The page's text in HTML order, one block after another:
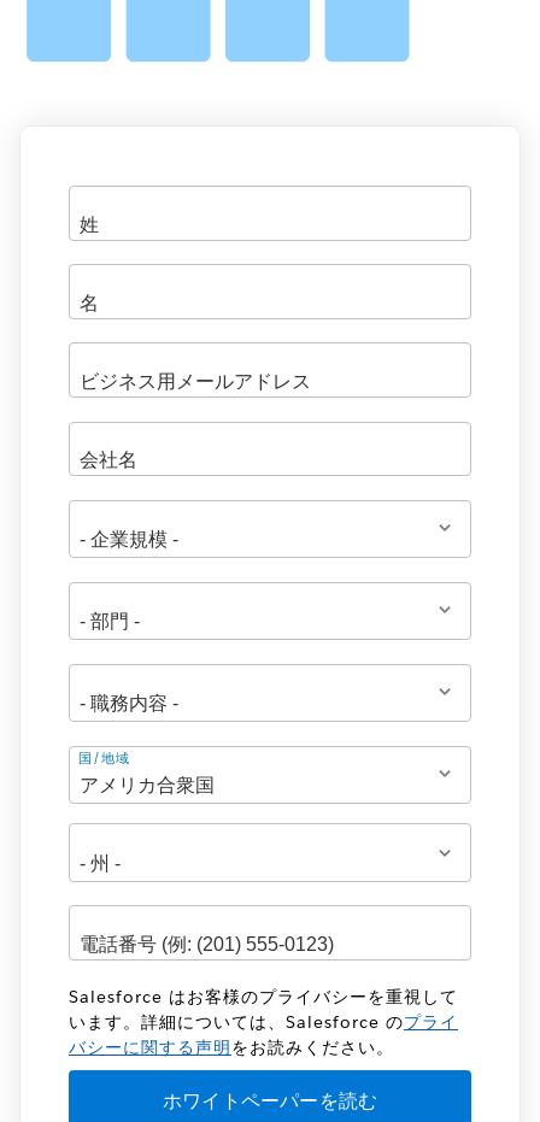
住
所
国/地域
Salesforce はお客様のプライバシーを重視して
います。詳細については、Salesforce のプライ
バシーに関する声明をお読みください。